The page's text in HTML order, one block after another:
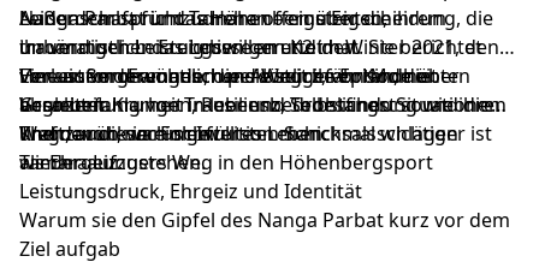
Leidenschaft für das Höhenbergsteigen, ihrem
unbändigen Leistungswillen und den
Herausforderungen, die sie seit ihrer Kindheit
begleiten.
Nanga Parbat umzudrehen – eine Entscheidung, die
ihr vermutlich das Leben gerettet hat. Sie berichtet
von einem dramatischen Absturz, von Momenten
absoluter Klarheit in lebensbedrohlichen Situationen
und davon, warum Intuition manchmal wichtiger ist
als Ehrgeiz.
Außerdem spricht Tamara offen über die
traumatischen Ereignisse am K2 im Winter 2021, den
Verlust von Freunden und Weggefährten, die
Verarbeitung von Trauer und Todesangst sowie ihren
Weg zurück in ein erfülltes Leben.
Eine außergewöhnlich persönliche Episode über
Grenzerfahrungen, Resilienz, Selbstfindung und die
Kraft, auch nach schwersten Schicksalsschlägen
wieder aufzustehen.
Themen dieser Folge:
Tamara Lungers Weg in den Höhenbergsport
Leistungsdruck, Ehrgeiz und Identität
Warum sie den Gipfel des Nanga Parbat kurz vor dem
Ziel aufgab